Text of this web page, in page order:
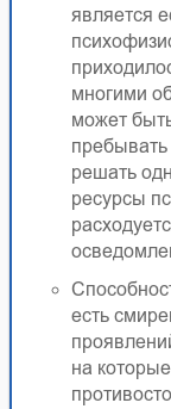
является
многими
может
пребывать
решать
ресурсы
есть
на